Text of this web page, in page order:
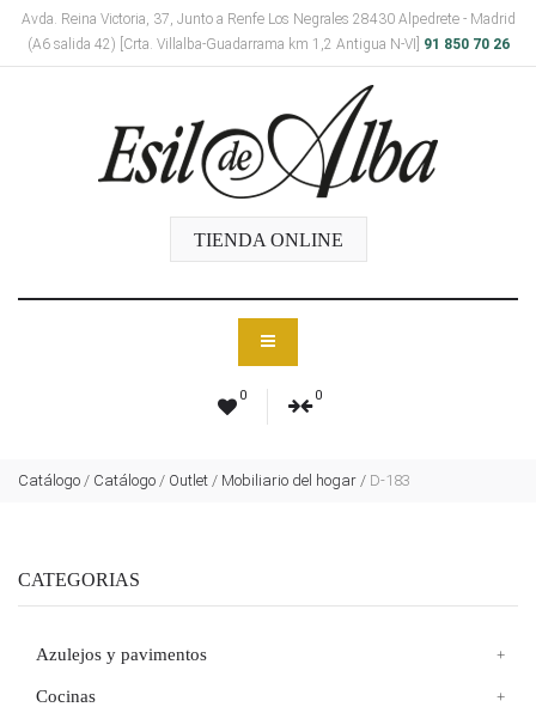
Avda. Reina Victoria, 37, Junto a Renfe Los Negrales 28430 Alpedrete - Madrid
(A6 salida 42) [Crta. Villalba-Guadarrama km 1,2 Antigua N-VI]
91 850 70 26
TIENDA ONLINE
0 0
Catálogo / Catálogo / Outlet / Mobiliario del hogar / D-183
CATEGORIAS
Azulejos y pavimentos
Cocinas